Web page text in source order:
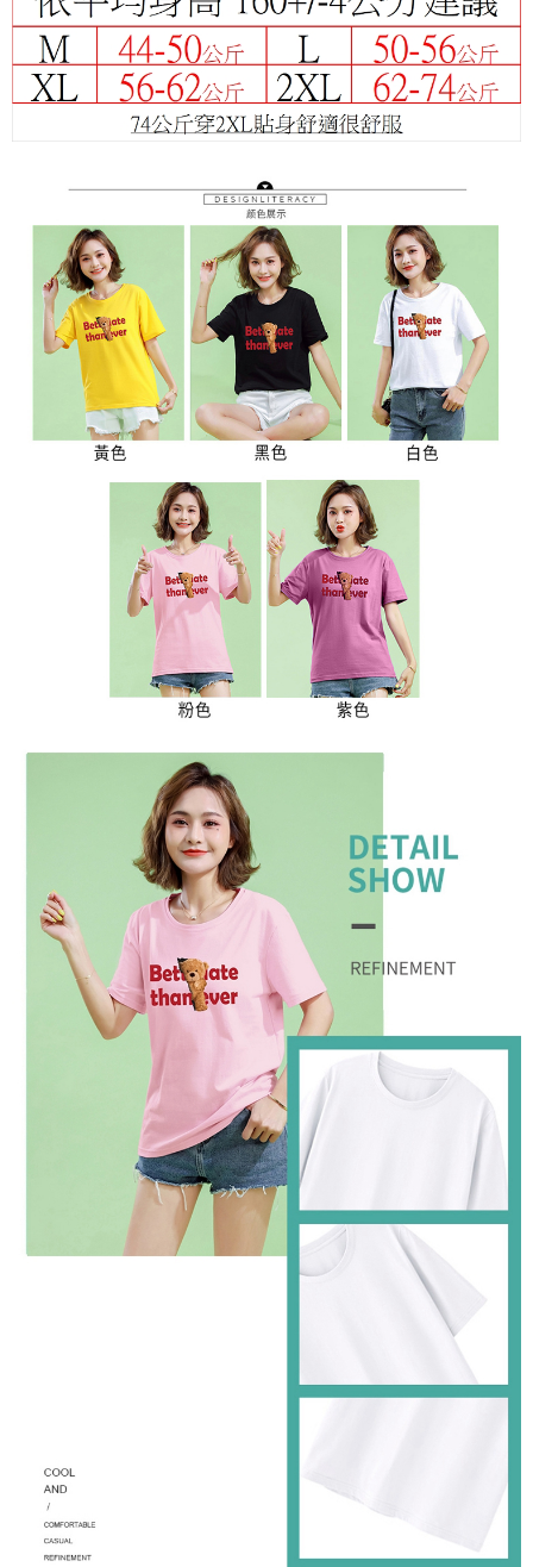
1.分期款項不併入電信帳單，「大哥付你分期」於每月結算日後寄送繳費提
醒簡訊。
2.透過簡訊連結打開帳單後，可選擇「超商條碼／台灣大直營門市／銀行轉
帳／街口支付／iPASS MONEY」等通路繳費。
1.本服務係由「台灣大哥大股份有限公司」（以下簡稱本公司）所提供，讓
買賣價金債權讓與本公司後，依約使用本公司帳單繳交帳款。
2.基於同意付款使用「大哥付你分期」之契約關係目的，商店將以您的個人
資料（包含姓名、電話或地址）提供予台灣大哥大進項蒐集、處理及利用，
由本公司與您本人進行分期帳單所需資料之確認、核對及更正。
3.完整用戶服務條款，請詳閱以下連結：https://oppay.tw/userRule
【「AFTEE先享後付」結帳流程】
１．於結帳方式選擇「AFTEE先享後付」後，將跳轉至「AFTEE先享後付」
結帳頁面，進行簡訊認證並確認金額後，即可完成結帳。
２．訂單成立數日內，您將收到繳費通知簡訊。
３．收到繳費通知簡訊後14天內，點擊此簡訊中的連結，可透過四大超商／
ATM／網路銀行／等多元方式進行付款，方視為交易完成。
後付繳納相關費用。
※ 交易是否成功請以「AFTEE先享後付 」之結帳頁面顯示為準，若有關於
是否繳費成功／繳費後需取消欲退款等相關疑問，請聯繫「AFTEE先享後付
客戶支援中心」
https://netprotections.freshdesk.com/support/home
【注意事項】
１．透過由恩沛科技股份有限公司提供之「AFTEE先享後付」服務完成之交
易，需依本服務之必要範圍內提供個人資料，並將交易相關給付款項請求債
權轉讓予恩沛科技股份有限公司。
２．關於個人資料處理事宜，請瀏覽以下網址：
https://aftee.tw/terms/#terms3
３．未成年的使用者請事先徵得法定代理人或監護人之同意方可使用
「AFTEE先享後付」，若未經同意申辦者引起之損失，本公司不負相關責
４．使用「AFTEE先享後付」時，將依據個別帳號之用戶狀況，依本公司即
時審查核予不同之上限額度；若仍有額度不足之情形，本公司將視審查結果
請求用戶進行身份認證。
５．嚴禁一人註冊多個帳號或使用他人資訊註冊。若發現惡意使用之情形，
恩沛科技股份有限公司將有權停止該用戶之使用額度並採取法律行動。
運送方式
全家付款取貨
每筆NT$80，滿NT$699(含以上)免運費
付款後全家取貨
每筆NT$80，滿NT$699(含以上)免運費
7-11付款取貨
每筆NT$80，滿NT$699(含以上)免運費
付款後7-11取貨
每筆NT$80，滿NT$699(含以上)免運費
宅配
每筆NT$90，滿NT$699(含以上)免運費